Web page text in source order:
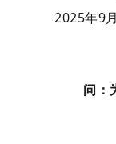
2025年9月
问：